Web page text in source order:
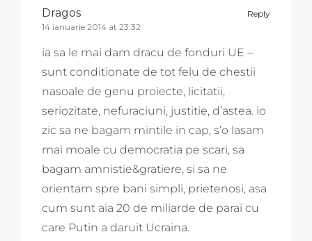
Reply
Dragos
14 ianuarie 2014 at 23:32
ia sa le mai dam dracu de fonduri UE –
sunt conditionate de tot felu de chestii
nasoale de genu proiecte, licitatii,
seriozitate, nefuraciuni, justitie, d’astea. io
zic sa ne bagam mintile in cap, s’o lasam
mai moale cu democratia pe scari, sa
bagam amnistie&gratiere, si sa ne
orientam spre bani simpli, prietenosi, asa
cum sunt aia 20 de miliarde de parai cu
care Putin a daruit Ucraina.